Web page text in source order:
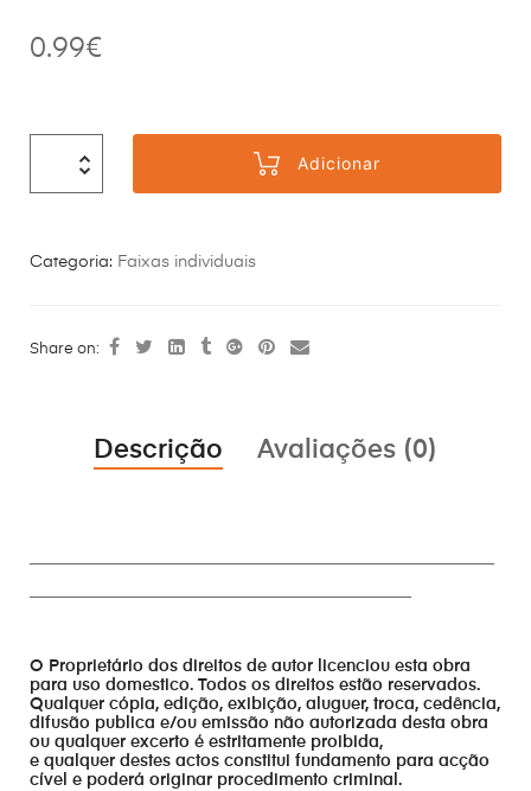
0.99€
Adicionar
Categoria: Faixas individuais
Share on:
Descrição Avaliações (0)
O Proprietário dos direitos de autor licenciou esta obra
para uso domestico. Todos os direitos estão reservados.
Qualquer cópia, edição, exibição, aluguer, troca, cedência,
difusão publica e/ou emissão não autorizada desta obra
ou qualquer excerto é estritamente proibida,
e qualquer destes actos constitui fundamento para acção
cível e poderá originar procedimento criminal.